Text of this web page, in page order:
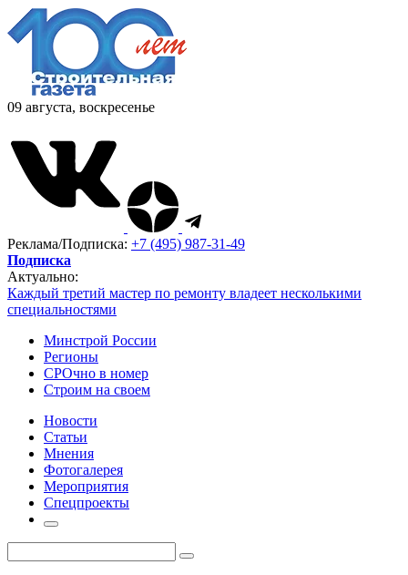
09 августа, воскресенье
Реклама/Подписка: +7 (495) 987-31-49
Подписка
Актуально:
Каждый третий мастер по ремонту владеет несколькими
специальностями
Минстрой России
Регионы
СРОчно в номер
Строим на своем
Новости
Статьи
Мнения
Фотогалерея
Мероприятия
Спецпроекты